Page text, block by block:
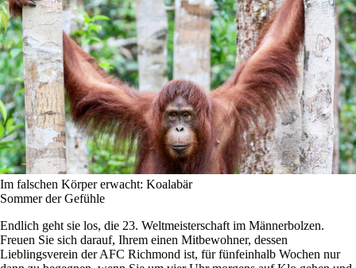
Im falschen Körper erwacht: Koalabär
Sommer der Gefühle
Endlich geht sie los, die 23. Weltmeisterschaft im Männerbolzen.
Freuen Sie sich darauf, Ihrem einen Mitbewohner, dessen
Lieblingsverein der AFC Richmond ist, für fünfeinhalb Wochen nur